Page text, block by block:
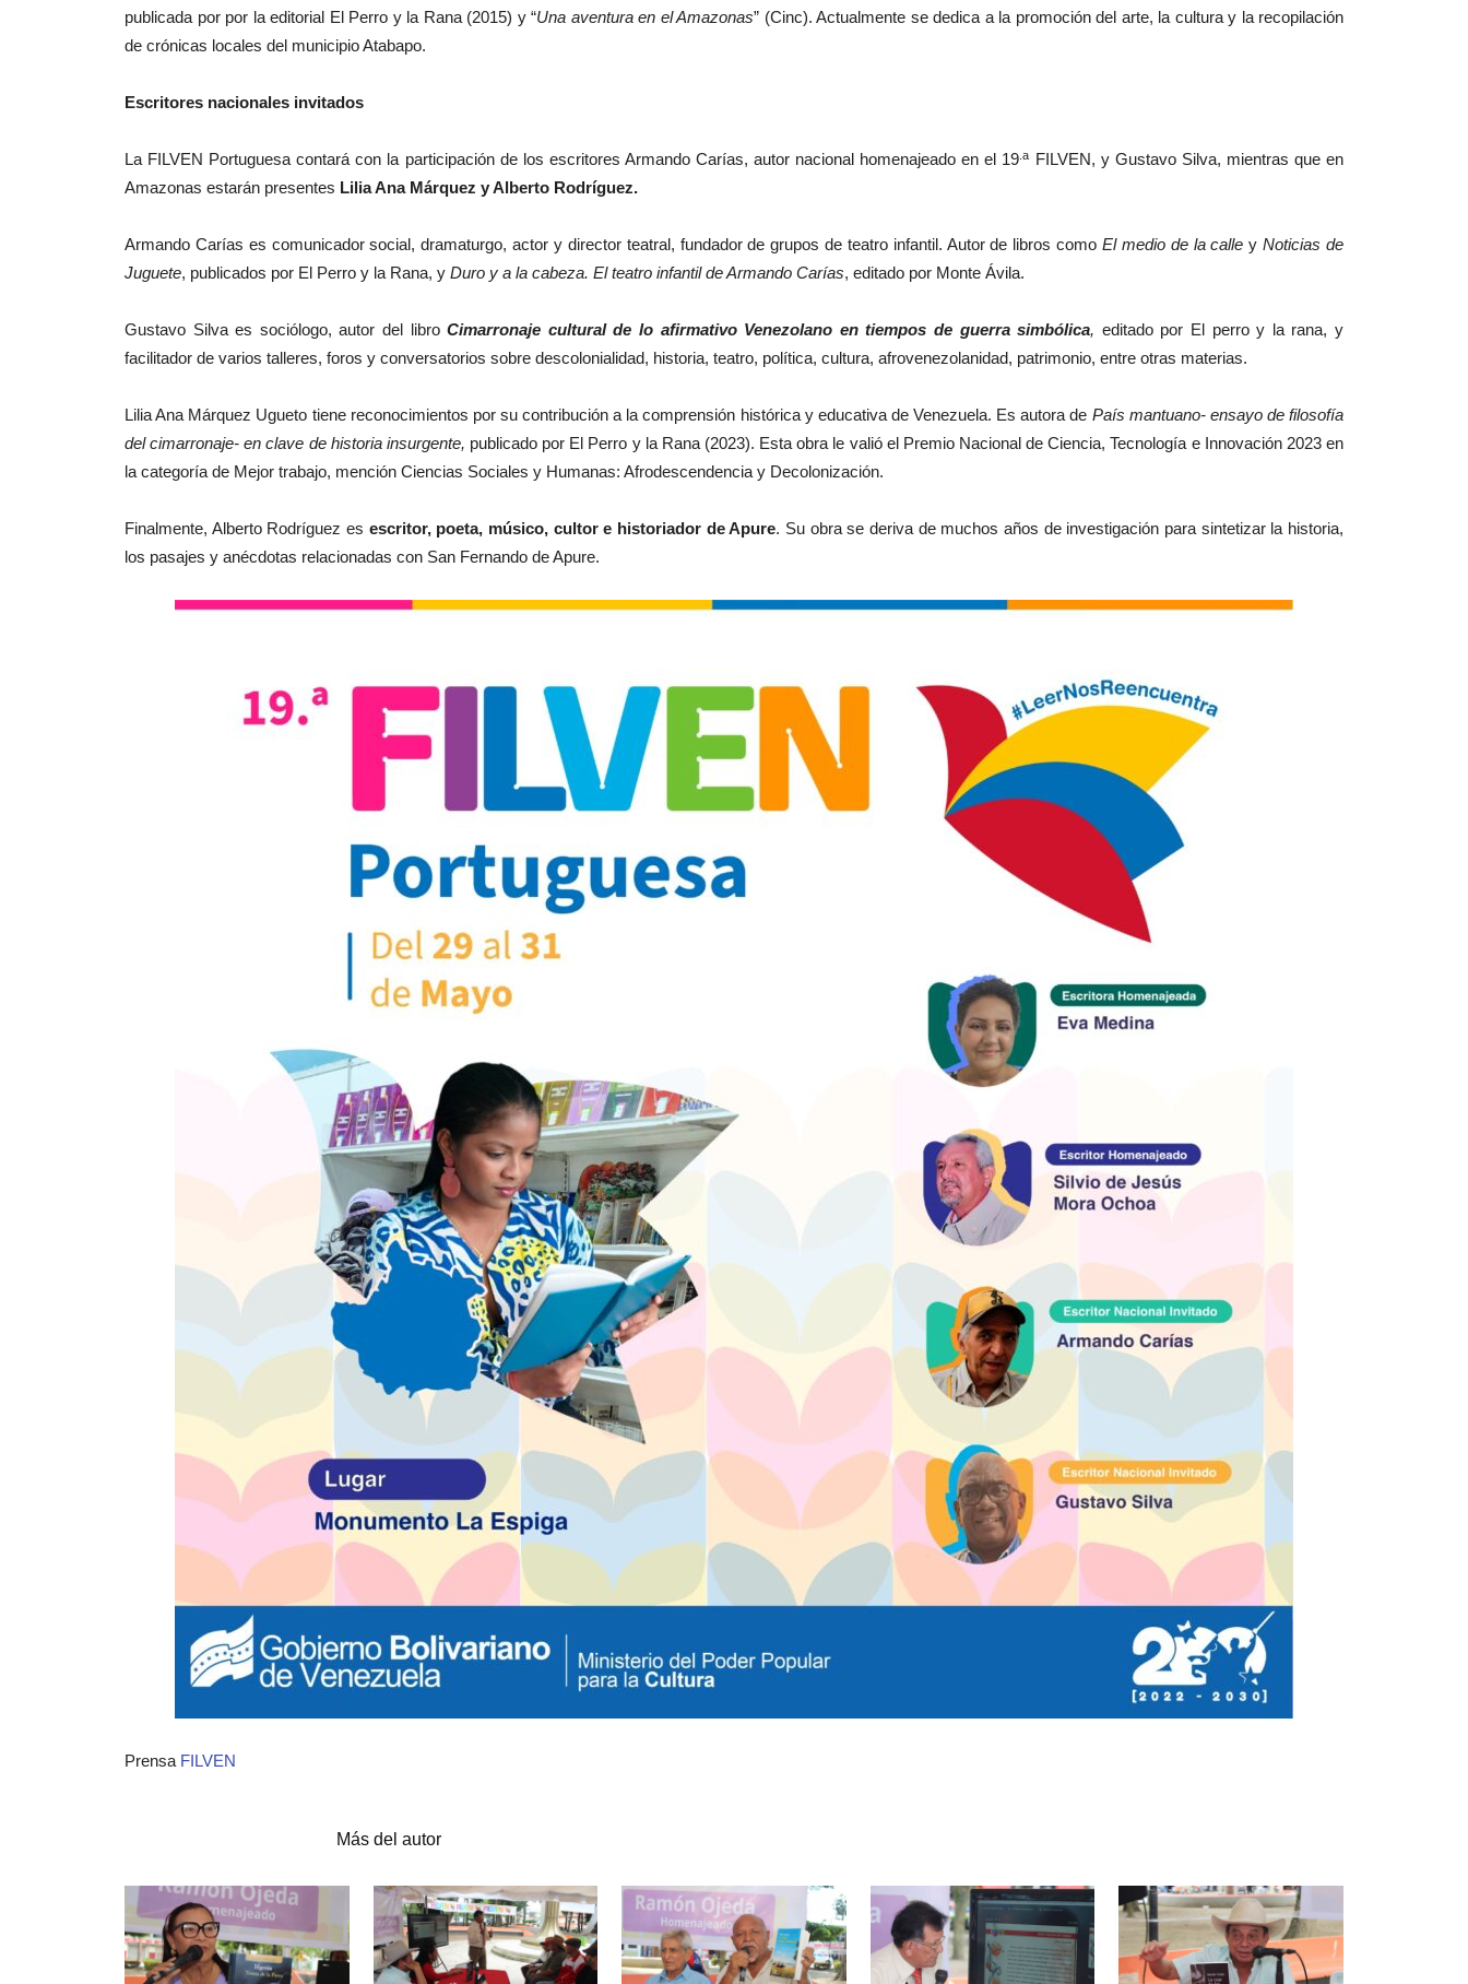
publicada por por la editorial El Perro y la Rana (2015) y “Una aventura en el Amazonas” (Cinc). Actualmente se dedica a la promoción del arte, la cultura y la recopilación
de crónicas locales del municipio Atabapo.
Escritores nacionales invitados
La FILVEN Portuguesa contará con la participación de los escritores Armando Carías, autor nacional homenajeado en el 19 .a FILVEN, y Gustavo Silva, mientras que en
Amazonas estarán presentes Lilia Ana Márquez y Alberto Rodríguez.
Armando Carías es comunicador social, dramaturgo, actor y director teatral, fundador de grupos de teatro infantil. Autor de libros comoEl medio de la calle yNoticias de
Juguete, publicados por El Perro y la Rana, y Duro y a la cabeza. El teatro infantil de Armando Carías, editado por Monte Ávila.
Gustavo Silva es sociólogo, autor del libroCimarronaje cultural de lo afirmativo Venezolano en tiempos de guerra simbólica, editado por El perro y la rana, y
facilitador de varios talleres, foros y conversatorios sobre descolonialidad, historia, teatro, política, cultura, afrovenezolanidad, patrimonio, entre otras materias.
Lilia Ana Márquez Ugueto tiene reconocimientos por su contribución a la comprensión histórica y educativa de Venezuela. Es autora de País mantuano- ensayo de filosofía
del cimarronaje- en clave de historia insurgente, publicado por El Perro y la Rana (2023). Esta obra le valió el Premio Nacional de Ciencia, Tecnología e Innovación 2023 en
la categoría de Mejor trabajo, mención Ciencias Sociales y Humanas: Afrodescendencia y Decolonización.
Finalmente, Alberto Rodríguez es escritor, poeta, músico, cultor e historiador de Apure. Su obra se deriva de muchos años de investigación para sintetizar la historia,
los pasajes y anécdotas relacionadas con San Fernando de Apure.
Prensa FILVEN
Más del autor